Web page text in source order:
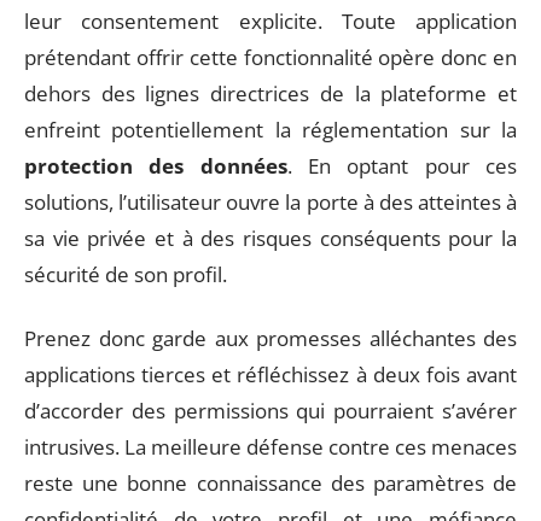
leur consentement explicite. Toute application
prétendant offrir cette fonctionnalité opère donc en
dehors des lignes directrices de la plateforme et
enfreint potentiellement la réglementation sur la
protection des données. En optant pour ces
solutions, l’utilisateur ouvre la porte à des atteintes à
sa vie privée et à des risques conséquents pour la
sécurité de son profil.
Prenez donc garde aux promesses alléchantes des
applications tierces et réfléchissez à deux fois avant
d’accorder des permissions qui pourraient s’avérer
intrusives. La meilleure défense contre ces menaces
reste une bonne connaissance des paramètres de